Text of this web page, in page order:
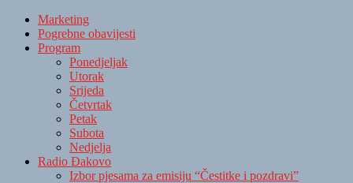
Marketing
Pogrebne obavijesti
Program
Ponedjeljak
Utorak
Srijeda
Četvrtak
Petak
Subota
Nedjelja
Radio Đakovo
Izbor pjesama za emisiju “Čestitke i pozdravi”